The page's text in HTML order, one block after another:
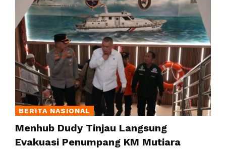
BERITA NASIONAL
Menhub Dudy Tinjau Langsung
Evakuasi Penumpang KM Mutiara